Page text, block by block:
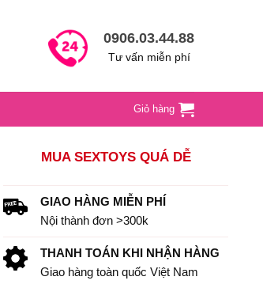
0906.03.44.88
Tư vấn miễn phí
Giỏ hàng
MUA SEXTOYS QUÁ DỄ
GIAO HÀNG MIỄN PHÍ
Nội thành đơn >300k
THANH TOÁN KHI NHẬN HÀNG
Giao hàng toàn quốc Việt Nam